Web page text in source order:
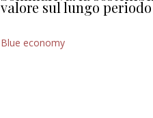
valore sul lungo periodo
Blue economy